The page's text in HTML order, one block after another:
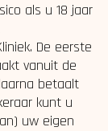
als u 18 jaar
De eerste
vanuit de
betaalt
kunt u
uw eigen